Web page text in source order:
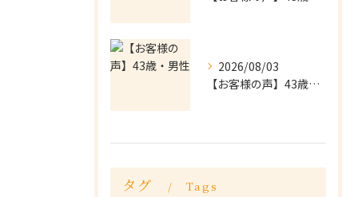
2026/08/03
【お客様の声】43歳・男性
タグ Tags